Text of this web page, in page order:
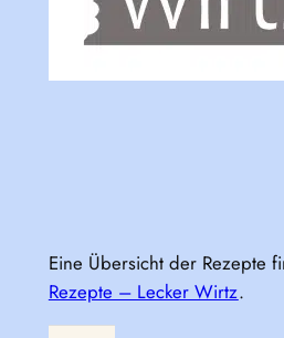
Eine Übersicht der Rezepte
Rezepte – Lecker Wirtz.